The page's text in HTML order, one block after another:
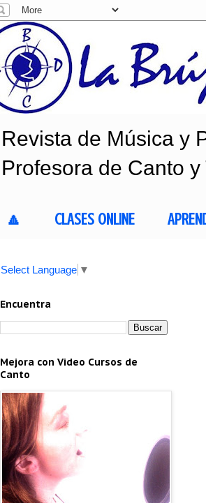
Revista de Música y
Profesora de Canto
🔼 CLASES ONLINE
Select Language ▼
Encuentra
Mejora con Video Cursos de
Canto